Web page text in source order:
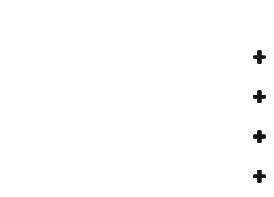
ce produit. Soyez le premier à écrire un